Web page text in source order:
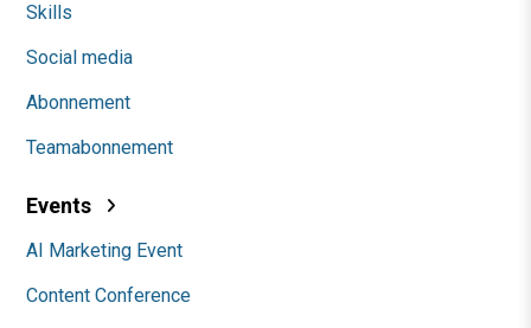
Skills
Social media
Abonnement
Teamabonnement
Events
AI Marketing Event
Content Conference